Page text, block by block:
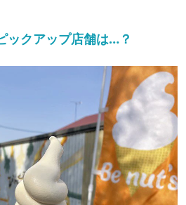
ックアップ店舗は…？